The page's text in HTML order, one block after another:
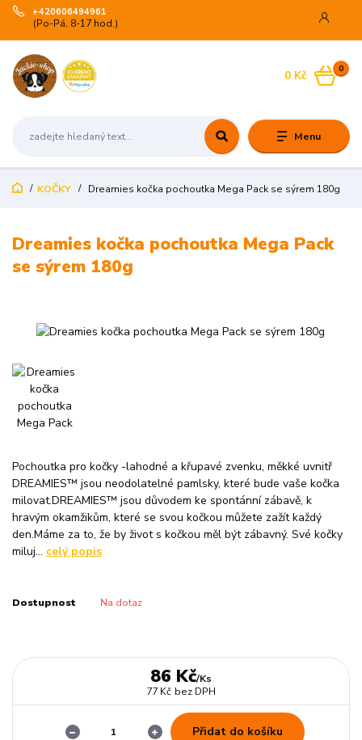
Menu
+420606494961
(Po-Pá, 8-17 hod.)
0
0 Kč
KOČKY Dreamies kočka pochoutka Mega Pack se sýrem 180g
Dreamies kočka pochoutka Mega Pack
se sýrem 180g
Pochoutka pro kočky -lahodné a křupavé zvenku, měkké uvnitř
DREAMIES™ jsou neodolatelné pamlsky, které bude vaše kočka
milovat.DREAMIES™ jsou důvodem ke spontánní zábavě, k
hravým okamžikům, které se svou kočkou můžete zažít každý
den.Máme za to, že by život s kočkou měl být zábavný. Své kočky
miluj... celý popis
Dostupnost Na dotaz
86 Kč/Ks
77 Kč bez DPH
Přidat do košíku